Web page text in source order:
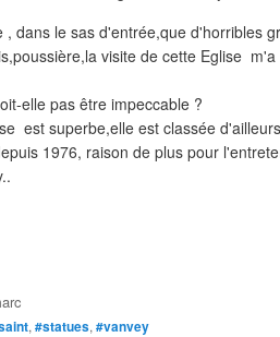
, dans le sas d'entrée,que d'horribles
visite de cette Eglise
elle pas être impeccable ?
est superbe,elle est classée
1976, raison de plus pour
, #statues, #vanvey